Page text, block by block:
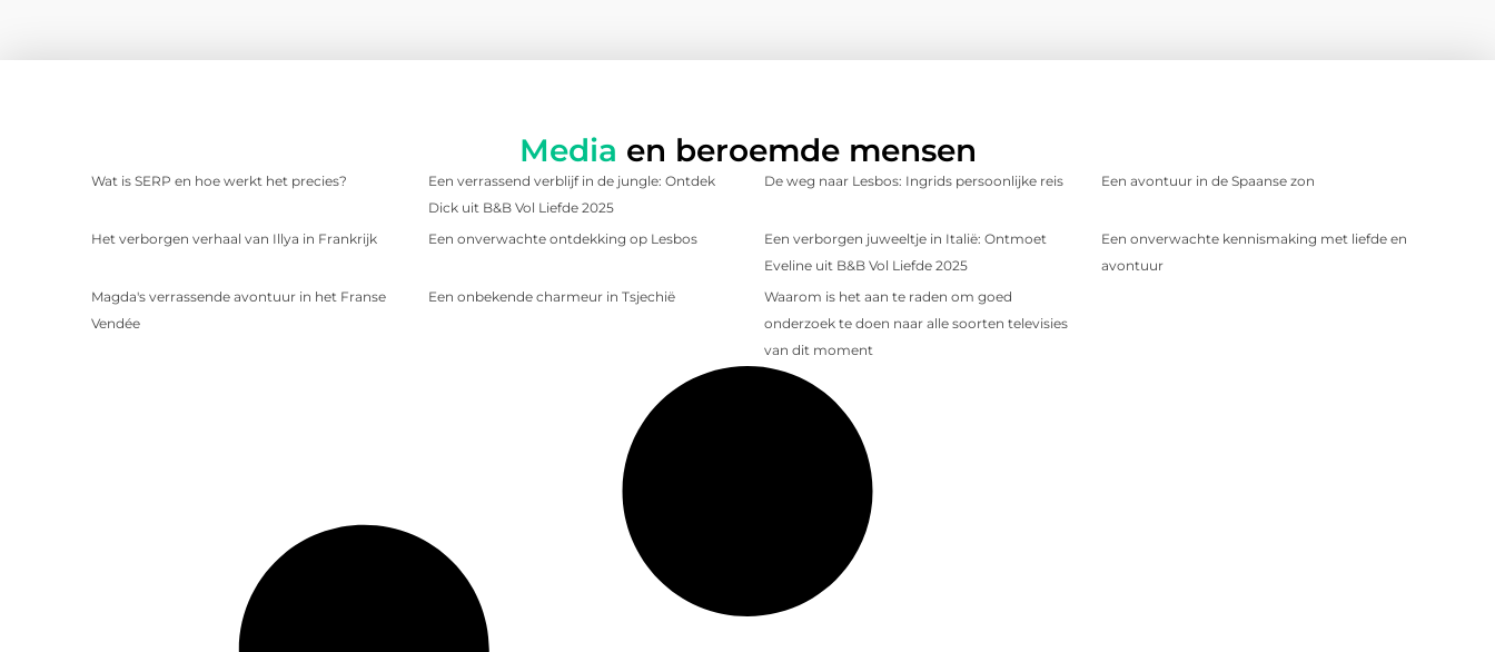
Media en beroemde mensen
Wat is SERP en hoe werkt het precies?
Een verrassend verblijf in de jungle: Ontdek
Dick uit B&B Vol Liefde 2025
De weg naar Lesbos: Ingrids persoonlijke reis Een avontuur in de Spaanse zon
Het verborgen verhaal van Illya in Frankrijk Een onverwachte ontdekking op Lesbos
Een verborgen juweeltje in Italië: Ontmoet
Eveline uit B&B Vol Liefde 2025
Een onverwachte kennismaking met liefde en
avontuur
Magda's verrassende avontuur in het Franse
Vendée
Een onbekende charmeur in Tsjechië
Waarom is het aan te raden om goed
onderzoek te doen naar alle soorten televisies
van dit moment